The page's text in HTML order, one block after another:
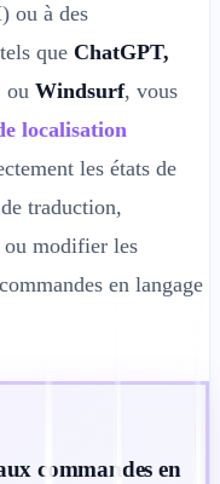
ou à des
que ChatGPT,
ou Windsurf, vous
localisation
les états de
traduction,
ou modifier les
en langage
commandes en